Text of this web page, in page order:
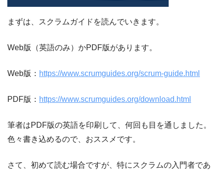
まずは、スクラムガイドを読んでいきます。
Web版（英語のみ）かPDF版があります。
Web版： https://www.scrumguides.org/scrum-guide.html
PDF版： https://www.scrumguides.org/download.html
筆者はPDF版の英語を印刷して、何回も目を通しました。
色々書き込めるので、おススメです。
さて、初めて読む場合ですが、特にスクラムの入門者であ